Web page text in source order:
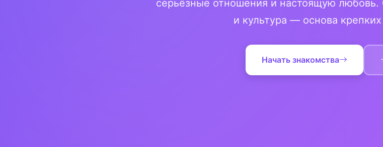
серьёзные отношения и настоящую
и культура — основа
Начать знакомства